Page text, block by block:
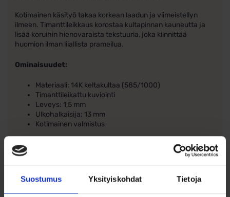
Suostumus Yksityiskohdat Tietoja
Kotimainen käsityö takaa korkean laadun ja viimeistellyn
ilmeen. Timanttileikkaus korostaa kultapinnan kauneutta ja
lisää koruihin hienovaraista tekstuuria, joka kiinnittää
huomion ilman liiallista prameilua.
Ominaisuudet:
Materiaali: 14K keltakultaa (585/1000)
Timanttileikattu kuviointi
Leveys: 1,5 mm
Ulkohalkaisija: 13 mm
Kotimainen valmistus
loistava valinta niille, jotka etsivät ajattomia ja laadukkaita
koruja. Ne tuovat ripauksen ylellisyyttä arkipäivään ja ovat